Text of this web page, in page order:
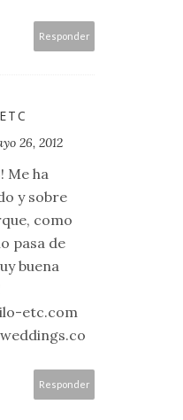
Responder
26, 2012
Me ha
y sobre
como
pasa de
buena
etc.com
Responder